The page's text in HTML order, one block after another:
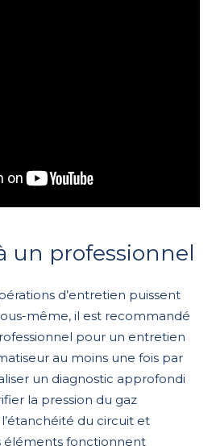
un professionnel
d’entretien puissent
même, il est recommandé
pour un entretien
au moins une fois par
un diagnostic approfondi
la pression du gaz
du circuit et
éléments fonctionnent